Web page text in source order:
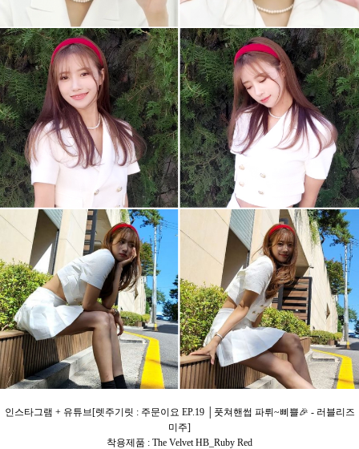
인스타그램 + 유튜브[렛주기릿 : 주문이요 EP.19 │풋쳐핸썹 파뤼~삐쁠🎉 - 러블리즈
미주]
착용제품 : The Velvet HB_Ruby Red